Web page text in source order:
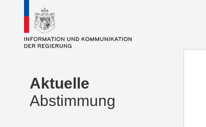
Aktuelle
Abstimmung